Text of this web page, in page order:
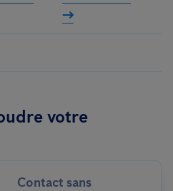
votre
Contact sans